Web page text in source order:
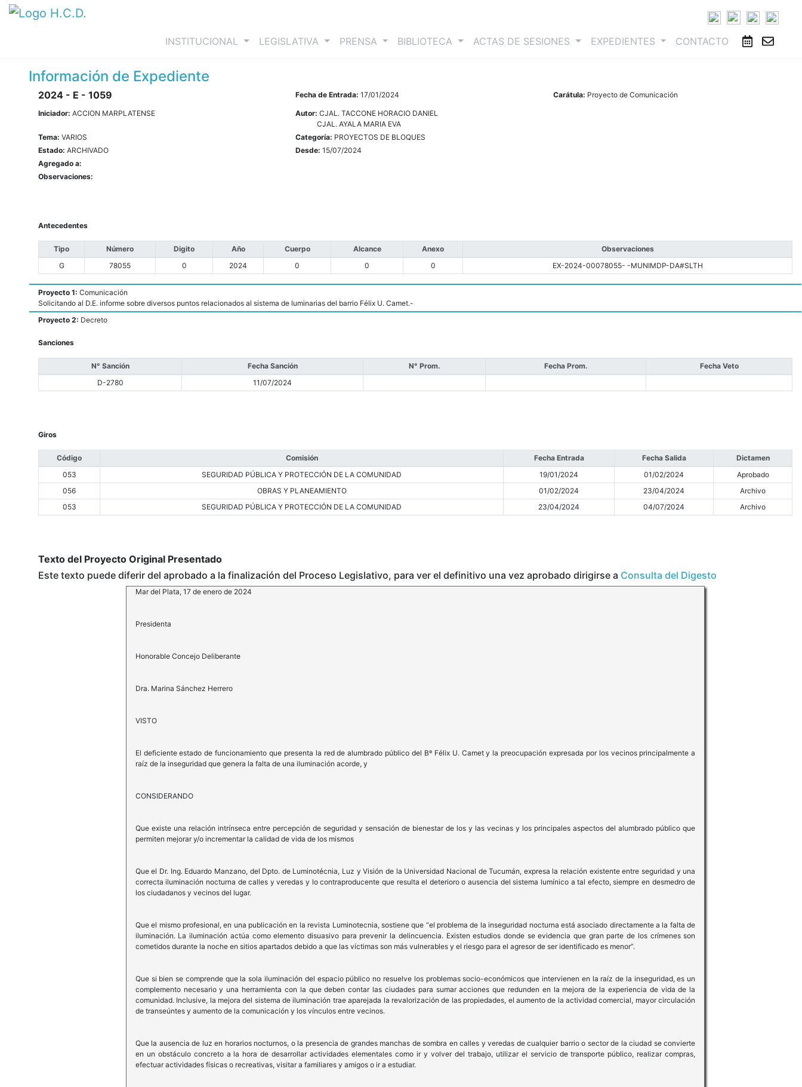
INSTITUCIONAL (current)LEGISLATIVA PRENSA BIBLIOTECA ACTAS DE SESIONES EXPEDIENTES CONTACTO
Información de Expediente
2024 - E - 1059 Fecha de Entrada:17/01/2024 Carátula: Proyecto de Comunicación
Iniciador: ACCION MARPLATENSE Autor:CJAL. TACCONE HORACIO DANIEL
CJAL. AYALA MARIA EVA
Tema: VARIOS Categoría: PROYECTOS DE BLOQUES
Estado: ARCHIVADO Desde:15/07/2024
Agregado a:
Observaciones:
Antecedentes
Tipo Número Digito Año Cuerpo Alcance Anexo
Observaciones
G
78055 0 2024 0 0 0 EX-2024-00078055- -MUNIMDP-DA#SLTH
Proyecto 1: Comunicación
Solicitando al D.E. informe sobre diversos puntos relacionados al sistema de luminarias del barrio Félix U. Camet.-
Proyecto 2: Decreto
Sanciones
N° Sanción Fecha Sanción N° Prom. Fecha Prom.
Fecha Veto
D-2780
11/07/2024
Giros
Código Comisión Fecha Entrada Fecha Salida
Dictamen
053
SEGURIDAD PÚBLICA Y PROTECCIÓN DE LA COMUNIDAD 19/01/2024 01/02/2024
Aprobado
056
OBRAS Y PLANEAMIENTO 01/02/2024 23/04/2024
Archivo
053
SEGURIDAD PÚBLICA Y PROTECCIÓN DE LA COMUNIDAD 23/04/2024 04/07/2024 Archivo
Texto del Proyecto Original Presentado
Este texto puede diferir del aprobado a la finalización del Proceso Legislativo, para ver el definitivo una vez aprobado dirigirse a Consulta del Digesto
Mar del Plata, 17 de enero de 2024
Presidenta
Honorable Concejo Deliberante
Dra. Marina Sánchez Herrero
VISTO
El deficiente estado de funcionamiento que presenta la red de alumbrado público del Bº Félix U. Camet y la preocupación expresada por los vecinos principalmente a
raíz de la inseguridad que genera la falta de una iluminación acorde, y
CONSIDERANDO
Que existe una relación intrínseca entre percepción de seguridad y sensación de bienestar de los y las vecinas y los principales aspectos del alumbrado público que
permiten mejorar y/o incrementar la calidad de vida de los mismos
Que el Dr. Ing. Eduardo Manzano, del Dpto. de Luminotécnia, Luz y Visión de la Universidad Nacional de Tucumán, expresa la relación existente entre seguridad y una
correcta iluminación nocturna de calles y veredas y lo contraproducente que resulta el deterioro o ausencia del sistema lumínico a tal efecto, siempre en desmedro de
los ciudadanos y vecinos del lugar.
Que el mismo profesional, en una publicación en la revista Luminotecnia, sostiene que “el problema de la inseguridad nocturna está asociado directamente a la falta de
iluminación. La iluminación actúa como elemento disuasivo para prevenir la delincuencia. Existen estudios donde se evidencia que gran parte de los crímenes son
cometidos durante la noche en sitios apartados debido a que las víctimas son más vulnerables y el riesgo para el agresor de ser identificado es menor”.
Que si bien se comprende que la sola iluminación del espacio público no resuelve los problemas socio-económicos que intervienen en la raíz de la inseguridad, es un
complemento necesario y una herramienta con la que deben contar las ciudades para sumar acciones que redunden en la mejora de la experiencia de vida de la
comunidad. Inclusive, la mejora del sistema de iluminación trae aparejada la revalorización de las propiedades, el aumento de la actividad comercial, mayor circulación
de transeúntes y aumento de la comunicación y los vínculos entre vecinos.
Que la ausencia de luz en horarios nocturnos, o la presencia de grandes manchas de sombra en calles y veredas de cualquier barrio o sector de la ciudad se convierte
en un obstáculo concreto a la hora de desarrollar actividades elementales como ir y volver del trabajo, utilizar el servicio de transporte público, realizar compras,
efectuar actividades físicas o recreativas, visitar a familiares y amigos o ir a estudiar.